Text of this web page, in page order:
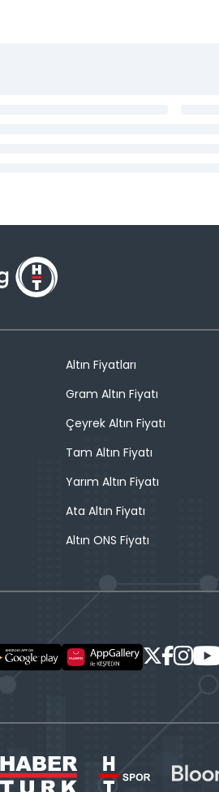
Altın Fiyatları
Gram Altın Fiyatı
Çeyrek Altın Fiyatı
Tam Altın Fiyatı
Yarım Altın Fiyatı
Ata Altın Fiyatı
Altın ONS Fiyatı